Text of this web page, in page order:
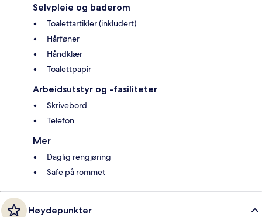
Selvpleie og baderom
Toalettartikler (inkludert)
Hårføner
Håndklær
Toalettpapir
Arbeidsutstyr og -fasiliteter
Skrivebord
Telefon
Mer
Daglig rengjøring
Safe på rommet
Høydepunkter